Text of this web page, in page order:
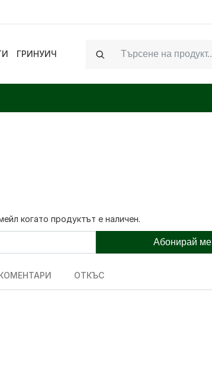
ГРИНУИЧ
Search
когато продуктът е наличен.
Абонирай ме
ОТКЪС